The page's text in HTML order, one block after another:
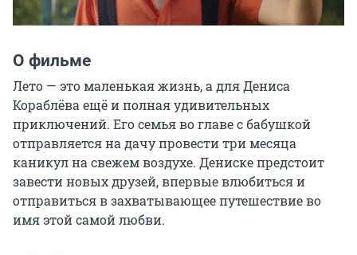
О фильме
Лето — это маленькая жизнь, а для Дениса
Кораблёва ещё и полная удивительных
приключений. Его семья во главе с бабушкой
отправляется на дачу провести три месяца
каникул на свежем воздухе. Дениске предстоит
завести новых друзей, впервые влюбиться и
отправиться в захватывающее путешествие во
имя этой самой любви.